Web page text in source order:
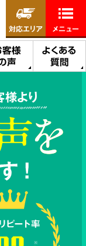
客様
声
よくある
質問
対応エリア メニュー
より